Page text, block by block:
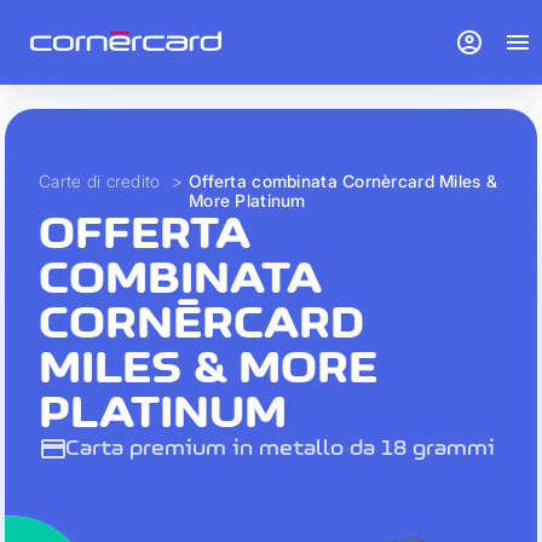
Carte di credito > Offerta combinata Cornèrcard Miles &
More Platinum
OFFERTA
COMBINATA
CORNÈRCARD
MILES & MORE
PLATINUM
credit_cardCarta premium in metallo da 18 grammi
account_circle menu